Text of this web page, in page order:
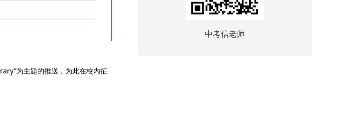
为主题的推送，为此在校内征
中考信老师